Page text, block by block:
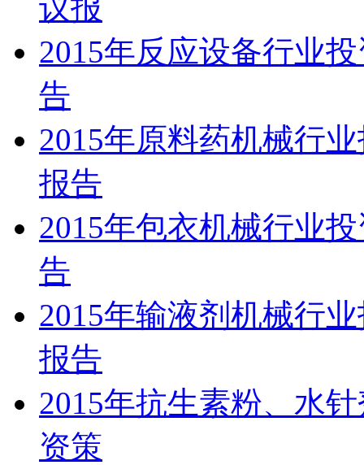
议报
2015年反应设备行业
告
2015年原料药机械行
报告
2015年包衣机械行业
告
2015年输液剂机械行
报告
2015年抗生素粉、水
资策